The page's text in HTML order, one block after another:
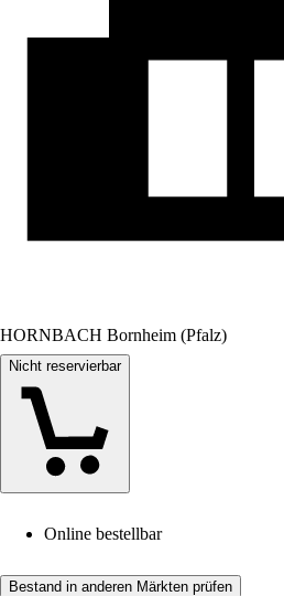
HORNBACH Bornheim (Pfalz)
Nicht reservierbar
Online bestellbar
Bestand in anderen Märkten prüfen